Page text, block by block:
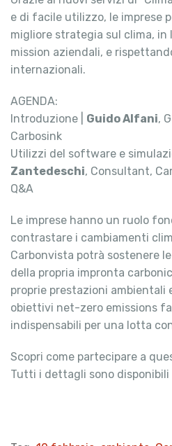
e di facile utilizzo, le imprese
migliore strategia sul clima,
mission aziendali, e
internazionali.
AGENDA:
Introduzione | Guido Alfani,
Carbosink
Utilizzi del software e
Zantedeschi, Consultant,
Q&A
Le imprese hanno un ruolo
contrastare i cambiamenti
Carbonvista potrà sostenere
della propria impronta
proprie prestazioni ambientali
obiettivi net-zero emissions
indispensabili per una lotta
Scopri come partecipare a
Tutti i dettagli sono disponibili